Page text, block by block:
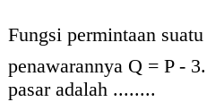
Fungsi permintaan
penawarannya Q = P -
pasar adalah ........